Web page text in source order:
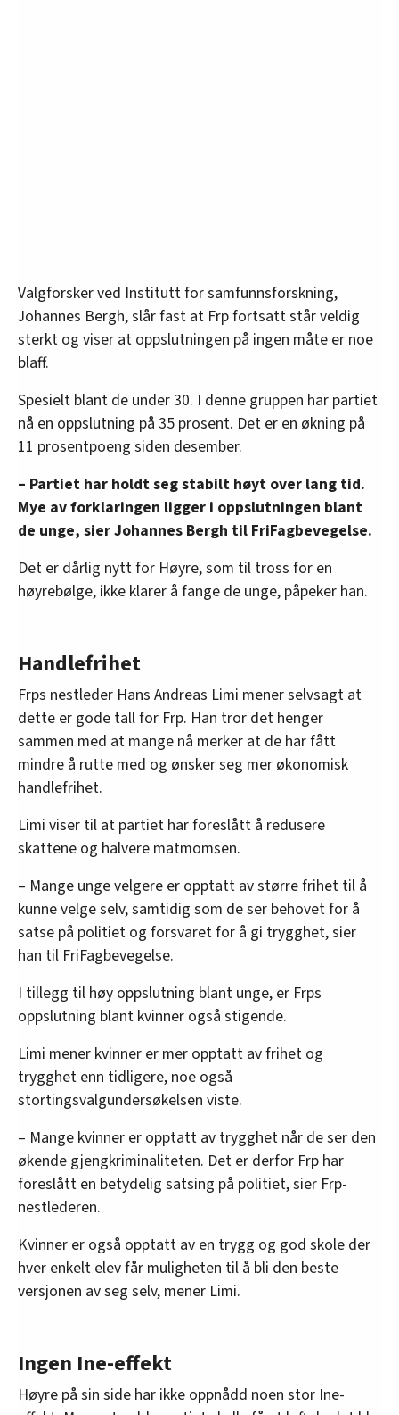
Valgforsker ved Institutt for samfunnsforskning,
Johannes Bergh, slår fast at Frp fortsatt står veldig
sterkt og viser at oppslutningen på ingen måte er noe
blaff.
Spesielt blant de under 30. I denne gruppen har partiet
nå en oppslutning på 35 prosent. Det er en økning på
11 prosentpoeng siden desember.
– Partiet har holdt seg stabilt høyt over lang tid.
Mye av forklaringen ligger i oppslutningen blant
de unge, sier Johannes Bergh til FriFagbevegelse.
Det er dårlig nytt for Høyre, som til tross for en
høyrebølge, ikke klarer å fange de unge, påpeker han.
Handlefrihet
Frps nestleder Hans Andreas Limi mener selvsagt at
dette er gode tall for Frp. Han tror det henger
sammen med at mange nå merker at de har fått
mindre å rutte med og ønsker seg mer økonomisk
handlefrihet.
Limi viser til at partiet har foreslått å redusere
skattene og halvere matmomsen.
– Mange unge velgere er opptatt av større frihet til å
kunne velge selv, samtidig som de ser behovet for å
satse på politiet og forsvaret for å gi trygghet, sier
han til FriFagbevegelse.
I tillegg til høy oppslutning blant unge, er Frps
oppslutning blant kvinner også stigende.
Limi mener kvinner er mer opptatt av frihet og
trygghet enn tidligere, noe også
stortingsvalgundersøkelsen viste.
– Mange kvinner er opptatt av trygghet når de ser den
økende gjengkriminaliteten. Det er derfor Frp har
foreslått en betydelig satsing på politiet, sier Frp-
nestlederen.
Kvinner er også opptatt av en trygg og god skole der
hver enkelt elev får muligheten til å bli den beste
versjonen av seg selv, mener Limi.
Ingen Ine-effekt
Høyre på sin side har ikke oppnådd noen stor Ine-